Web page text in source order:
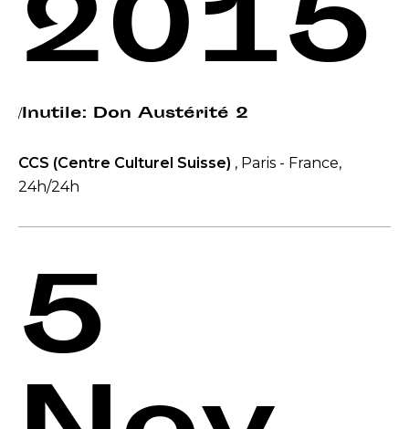
2015
/Inutile: Don Austérité 2
CCS (Centre Culturel Suisse) , Paris - France,
24h/24h
5